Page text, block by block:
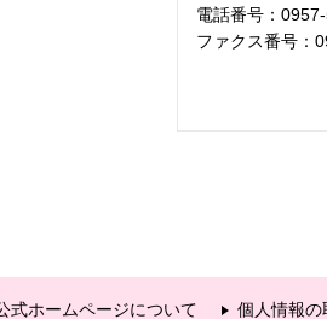
電話番号：
ファクス番号：
式ホームページについて 個人情報の